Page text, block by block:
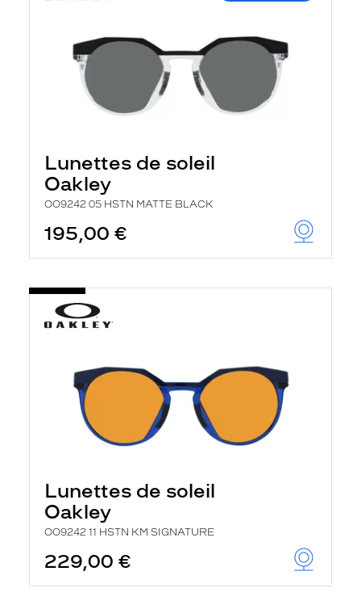
Lunettes de soleil
Oakley
OO9242 05 HSTN MATTE BLACK
195,00 €
Lunettes de soleil
Oakley
OO9242 11 HSTN KM SIGNATURE
229,00 €